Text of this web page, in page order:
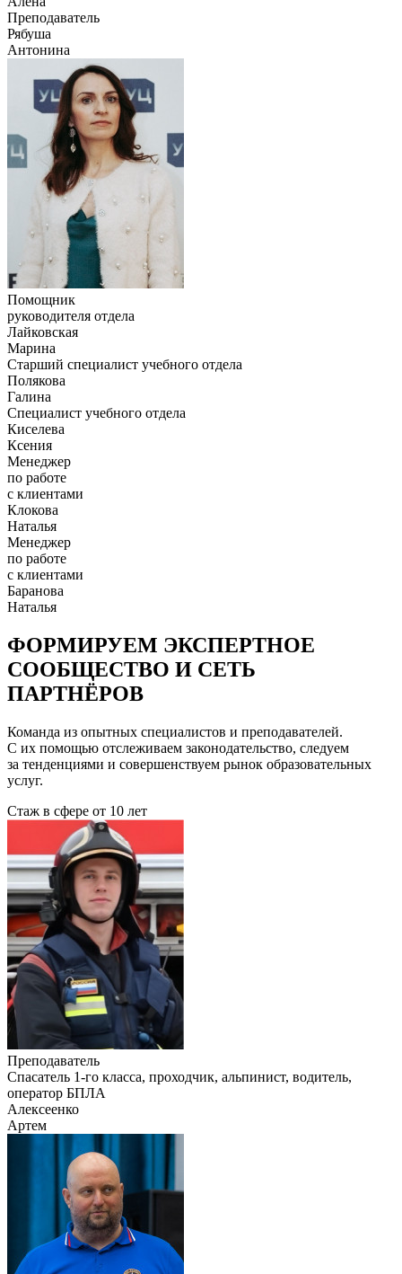
Преподаватель
Рябуша
Антонина
Помощник
руководителя отдела
Лайковская
Марина
Старший специалист учебного отдела
Полякова
Галина
Специалист учебного отдела
Киселева
Ксения
Менеджер
по работе
с клиентами
Клокова
Наталья
Менеджер
по работе
с клиентами
Баранова
Наталья
ФОРМИРУЕМ ЭКСПЕРТНОЕ
СООБЩЕСТВО И СЕТЬ
ПАРТНЁРОВ
Команда из опытных специалистов и преподавателей.
С их помощью отслеживаем законодательство, следуем
за тенденциями и совершенствуем рынок образовательных
услуг.
Стаж в сфере от 10 лет
Преподаватель
Cпасатель 1-го класса, проходчик, альпинист, водитель,
оператор БПЛА
Алексеенко
Артем